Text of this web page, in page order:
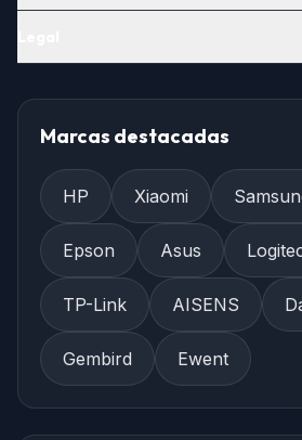
Marcas destacadas
HP Xiaomi
Epson Asus
TP-Link AISENS
Gembird Ewent